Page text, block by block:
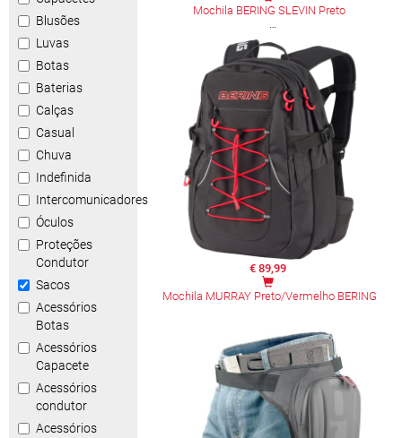
Blusões
Luvas
Botas
Baterias
Calças
Casual
Chuva
Indefinida
Intercomunicadores
Óculos
Proteções
Condutor
Sacos
Acessórios
Botas
Acessórios
Capacete
Acessórios
condutor
Acessórios
Mochila BERING SLEVIN Preto
€ 89,99
Mochila MURRAY Preto/Vermelho BERING